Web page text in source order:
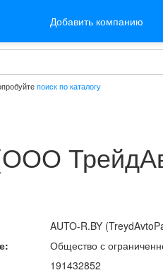
Добавить компанию
поиск по каталогу
AUTO-R.BY
Общество с
191432852